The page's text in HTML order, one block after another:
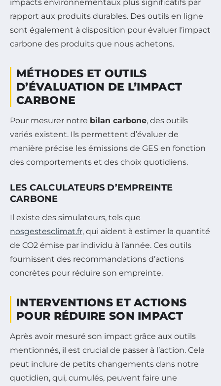
impacts environnementaux plus significatifs par
rapport aux produits durables. Des outils en ligne
sont également à disposition pour évaluer l’impact
carbone des produits que nous achetons.
MÉTHODES ET OUTILS
D’ÉVALUATION DE L’IMPACT
CARBONE
Pour mesurer notre bilan carbone, des outils
variés existent. Ils permettent d’évaluer de
manière précise les émissions de GES en fonction
des comportements et des choix quotidiens.
LES CALCULATEURS D’EMPREINTE
CARBONE
Il existe des simulateurs, tels que
nosgestesclimat.fr, qui aident à estimer la quantité
de CO2 émise par individu à l’année. Ces outils
fournissent des recommandations d’actions
concrètes pour réduire son empreinte.
INTERVENTIONS ET ACTIONS
POUR RÉDUIRE SON IMPACT
Après avoir mesuré son impact grâce aux outils
mentionnés, il est crucial de passer à l’action. Cela
peut inclure de petits changements dans notre
quotidien, qui, cumulés, peuvent faire une